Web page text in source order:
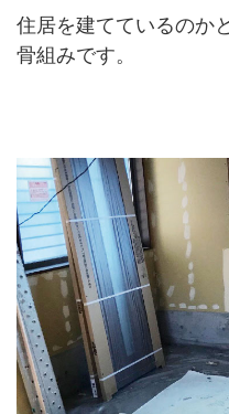
住居を建てているのか
骨組みです。